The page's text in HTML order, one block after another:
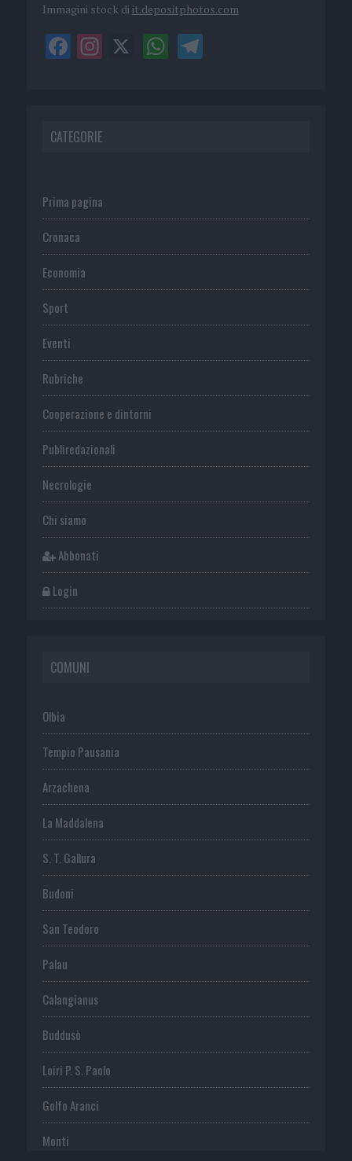
Immagini stock di it.depositphotos.com
CATEGORIE
Prima pagina
Cronaca
Economia
Sport
Eventi
Rubriche
Cooperazione e dintorni
Publiredazionali
Necrologie
Chi siamo
Abbonati
Login
COMUNI
Olbia
Tempio Pausania
Arzachena
La Maddalena
S. T. Gallura
Budoni
San Teodoro
Palau
Calangianus
Buddusò
Loiri P. S. Paolo
Golfo Aranci
Monti